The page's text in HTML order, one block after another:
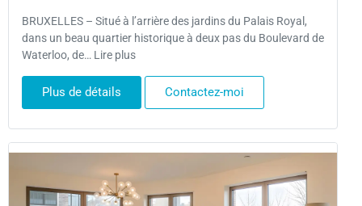
BRUXELLES – Situé à l’arrière des jardins du Palais Royal,
dans un beau quartier historique à deux pas du Boulevard de
Waterloo, de… Lire plus
Plus de détails Contactez-moi